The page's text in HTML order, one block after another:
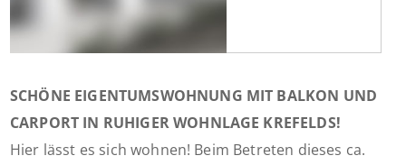
SCHÖNE EIGENTUMSWOHNUNG MIT BALKON UND
CARPORT IN RUHIGER WOHNLAGE KREFELDS!
Hier lässt es sich wohnen! Beim Betreten dieses ca.